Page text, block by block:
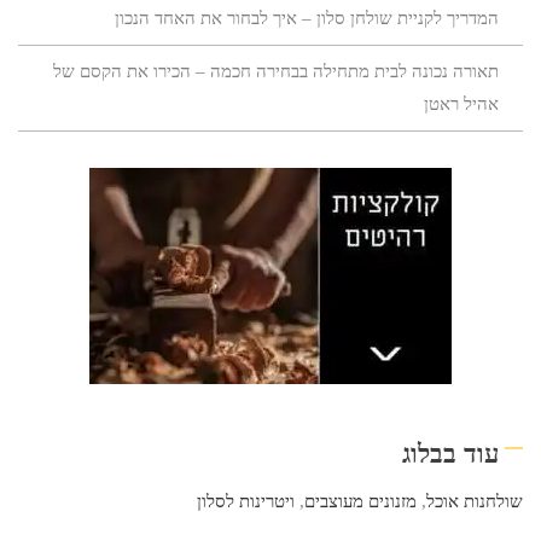
המדריך לקניית שולחן סלון – איך לבחור את האחד הנכון
תאורה נכונה לבית מתחילה בבחירה חכמה – הכירו את הקסם של
אהיל ראטן
עוד בבלוג
שולחנות אוכל, מזנונים מעוצבים, ויטרינות לסלון